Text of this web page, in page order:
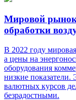
Мировой рынок
обработки
В 2022 году
а цены на
оборудования
низкие показатели.
валютных курсов
безрадостными.